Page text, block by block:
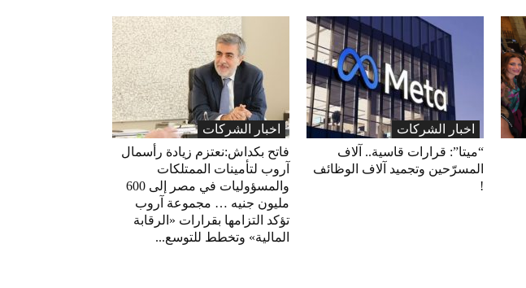
اخبار الشركات
فاتح بكداش:نعتزم زيادة رأسمال
آروب لتأمينات الممتلكات
والمسؤوليات في مصر إلى 600
مليون جنيه … مجموعة آروب
تؤكد التزامها بقرارات «الرقابة
المالية» وتخطط للتوسع...
اخبار الشركات
“ميتا”: قرارات قاسية.. آلاف
المسرّحين وتجميد آلاف الوظائف
!